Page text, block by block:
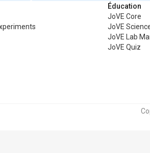
Éducation
JoVE Core
JoVE
JoVE Lab
JoVE Quiz